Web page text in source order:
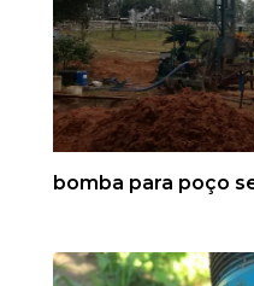
bomba para poço